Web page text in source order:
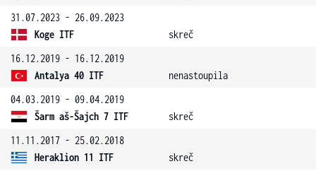
31.07.2023 - 26.09.2023
Koge ITF
skreč
16.12.2019 - 16.12.2019
Antalya 40 ITF
nenastoupila
04.03.2019 - 09.04.2019
Šarm aš-Šajch 7 ITF
skreč
11.11.2017 - 25.02.2018
Heraklion 11 ITF
skreč